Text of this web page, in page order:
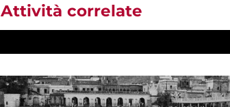
Attività correlate